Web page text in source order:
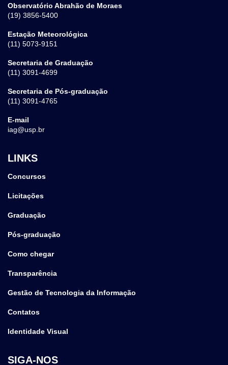
Observatório Abrahão de Moraes
(19) 3856-5400
Estação Meteorológica
(11) 5073-9151
Secretaria de Graduação
(11) 3091-4699
Secretaria de Pós-graduação
(11) 3091-4765
E-mail
iag@usp.br
LINKS
Concursos
Licitações
Graduação
Pós-graduação
Como chegar
Transparência
Gestão de Tecnologia da Informação
Contatos
Identidade Visual
SIGA-NOS